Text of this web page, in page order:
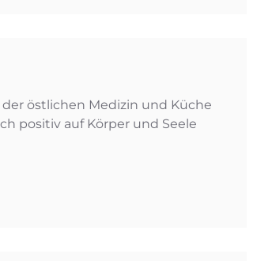
östlichen Medizin und Küche
positiv auf Körper und Seele